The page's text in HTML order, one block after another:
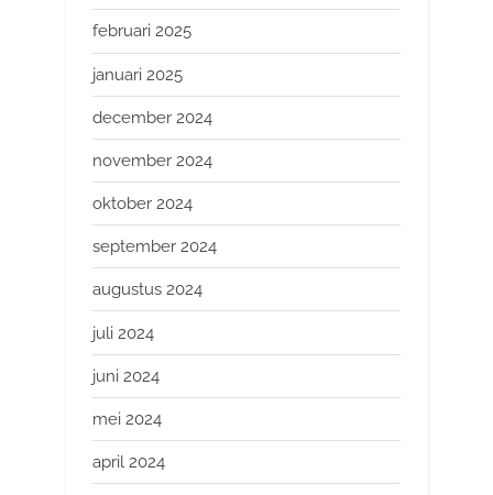
februari 2025
januari 2025
december 2024
november 2024
oktober 2024
september 2024
augustus 2024
juli 2024
juni 2024
mei 2024
april 2024